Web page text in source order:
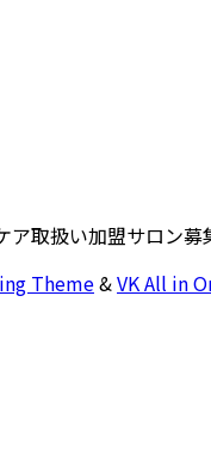
取扱い加盟サロン
Theme&VK All in